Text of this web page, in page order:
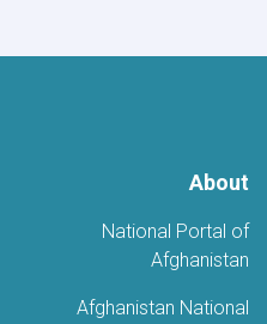
للتحرير
About
National Portal of
Afghanistan
Afghanistan National